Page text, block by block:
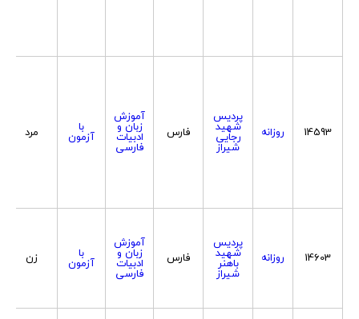
14593 روزانه
پردیس
شهید
رجایی
شیراز
فارس
آموزش
زبان و
ادبیات
فارسی
با
آزمون مرد
14603 روزانه
پردیس
شهید
باهنر
شیراز
فارس
آموزش
زبان و
ادبیات
فارسی
با
آزمون زن